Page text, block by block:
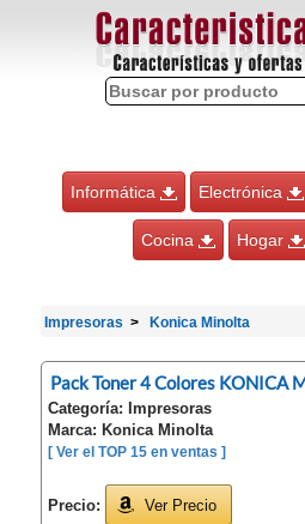
Informática Electrónica
Cocina Hogar
Impresoras Konica Minolta
Pack Toner 4 Colores KONICA
Categoría: Impresoras
Marca: Konica Minolta
[ Ver el TOP 15 en ventas ]
Precio: Ver Precio